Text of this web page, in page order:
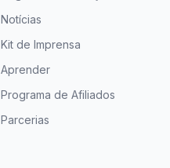
Notícias
Kit de Imprensa
Aprender
Programa de Afiliados
Parcerias